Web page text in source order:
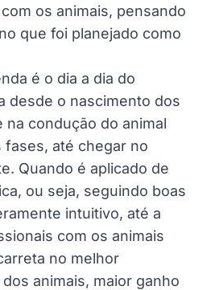
os animais, pensando
que foi planejado como
é o dia a dia do
desde o nascimento dos
condução do animal
fases, até chegar no
Quando é aplicado de
ou seja, seguindo boas
intuitivo, até a
com os animais
no melhor
animais, maior ganho